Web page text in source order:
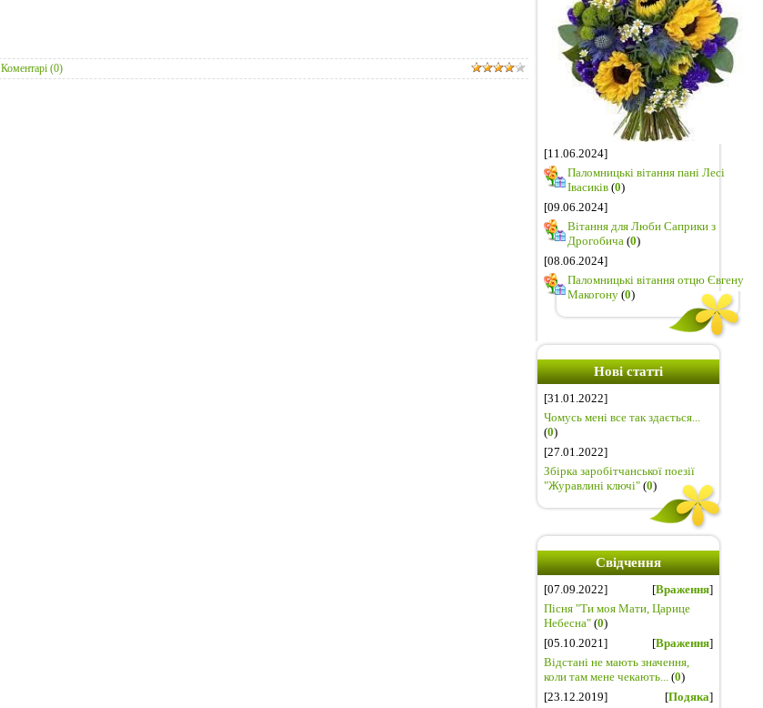
Коментарі (0)
[11.06.2024]
Паломницькі вітання пані Лесі
Івасиків (0)
[09.06.2024]
Вітання для Люби Саприки з
Дрогобича (0)
[08.06.2024]
Паломницькі вітання отцю Євгену
Макогону (0)
Нові статті
[31.01.2022]
Чомусь мені все так здається...
(0)
[27.01.2022]
Збірка заробітчанської поезії
"Журавлині ключі" (0)
Свідчення
[07.09.2022] [Враження]
Пісня "Ти моя Мати, Царице
Небесна" (0)
[05.10.2021]
[Враження]
Відстані не мають значення,
коли там мене чекають... (0)
[23.12.2019]
[Подяка]